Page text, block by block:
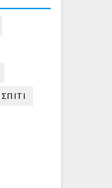
ΣΠΙΤΙ